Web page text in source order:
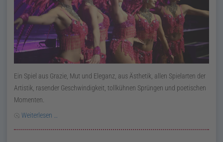
Ein Spiel aus Grazie, Mut und Eleganz, aus Ästhetik, allen Spielarten der
Artistik, rasender Geschwindigkeit, tollkühnen Sprüngen und poetischen
Momenten.
Weiterlesen …